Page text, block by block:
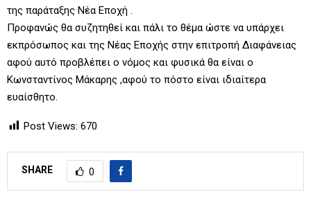
της παράταξης Νέα Εποχή .
Προφανώς θα συζητηθεί και πάλι το θέμα ώστε να υπάρχει
εκπρόσωπος και της Νέας Εποχής στην επιτροπή Διαφάνειας
αφού αυτό προβλέπει ο νόμος και φυσικά θα είναι ο
Κωνσταντίνος Μάκαρης ,αφού το πόστο είναι ιδιαίτερα
ευαίσθητο.
Post Views: 670
SHARE 0